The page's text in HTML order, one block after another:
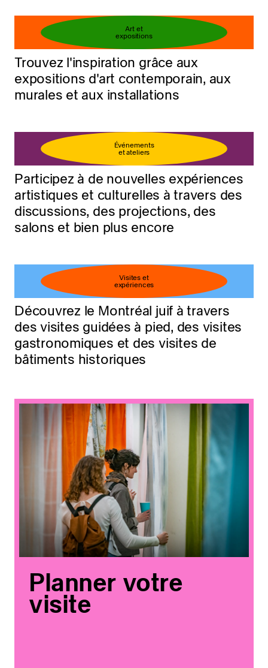
Art et
expositions
Trouvez l'inspiration grâce aux
expositions d'art contemporain, aux
murales et aux installations
Événements
et ateliers
Participez à de nouvelles expériences
artistiques et culturelles à travers des
discussions, des projections, des
salons et bien plus encore
Visites et
expériences
Découvrez le Montréal juif à travers
des visites guidées à pied, des visites
gastronomiques et des visites de
bâtiments historiques
Planner votre
visite